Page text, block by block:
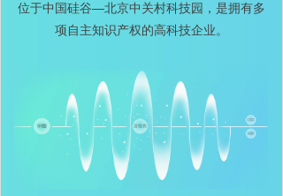
位于中国硅谷—北京中关村科技园，是拥有多
项自主知识产权的高科技企业。